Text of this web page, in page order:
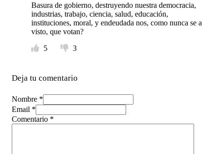
Basura de gobierno, destruyendo nuestra democracia,
industrias, trabajo, ciencia, salud, educación,
instituciones, moral, y endeudada nos, como nunca se a
visto, que votan?
5
3
Deja tu comentario
Nombre *
Email *
Comentario *